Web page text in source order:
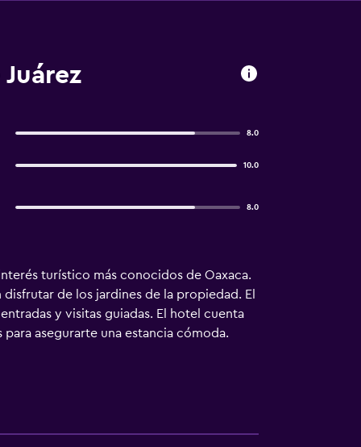
8.0
10.0
8.0
turístico más conocidos de Oaxaca.
de los jardines de la propiedad. El
y visitas guiadas. El hotel cuenta
asegurarte una estancia cómoda.
a poca distancia de numerosos
y el Centro Fotográfico Álvarez Bravo,